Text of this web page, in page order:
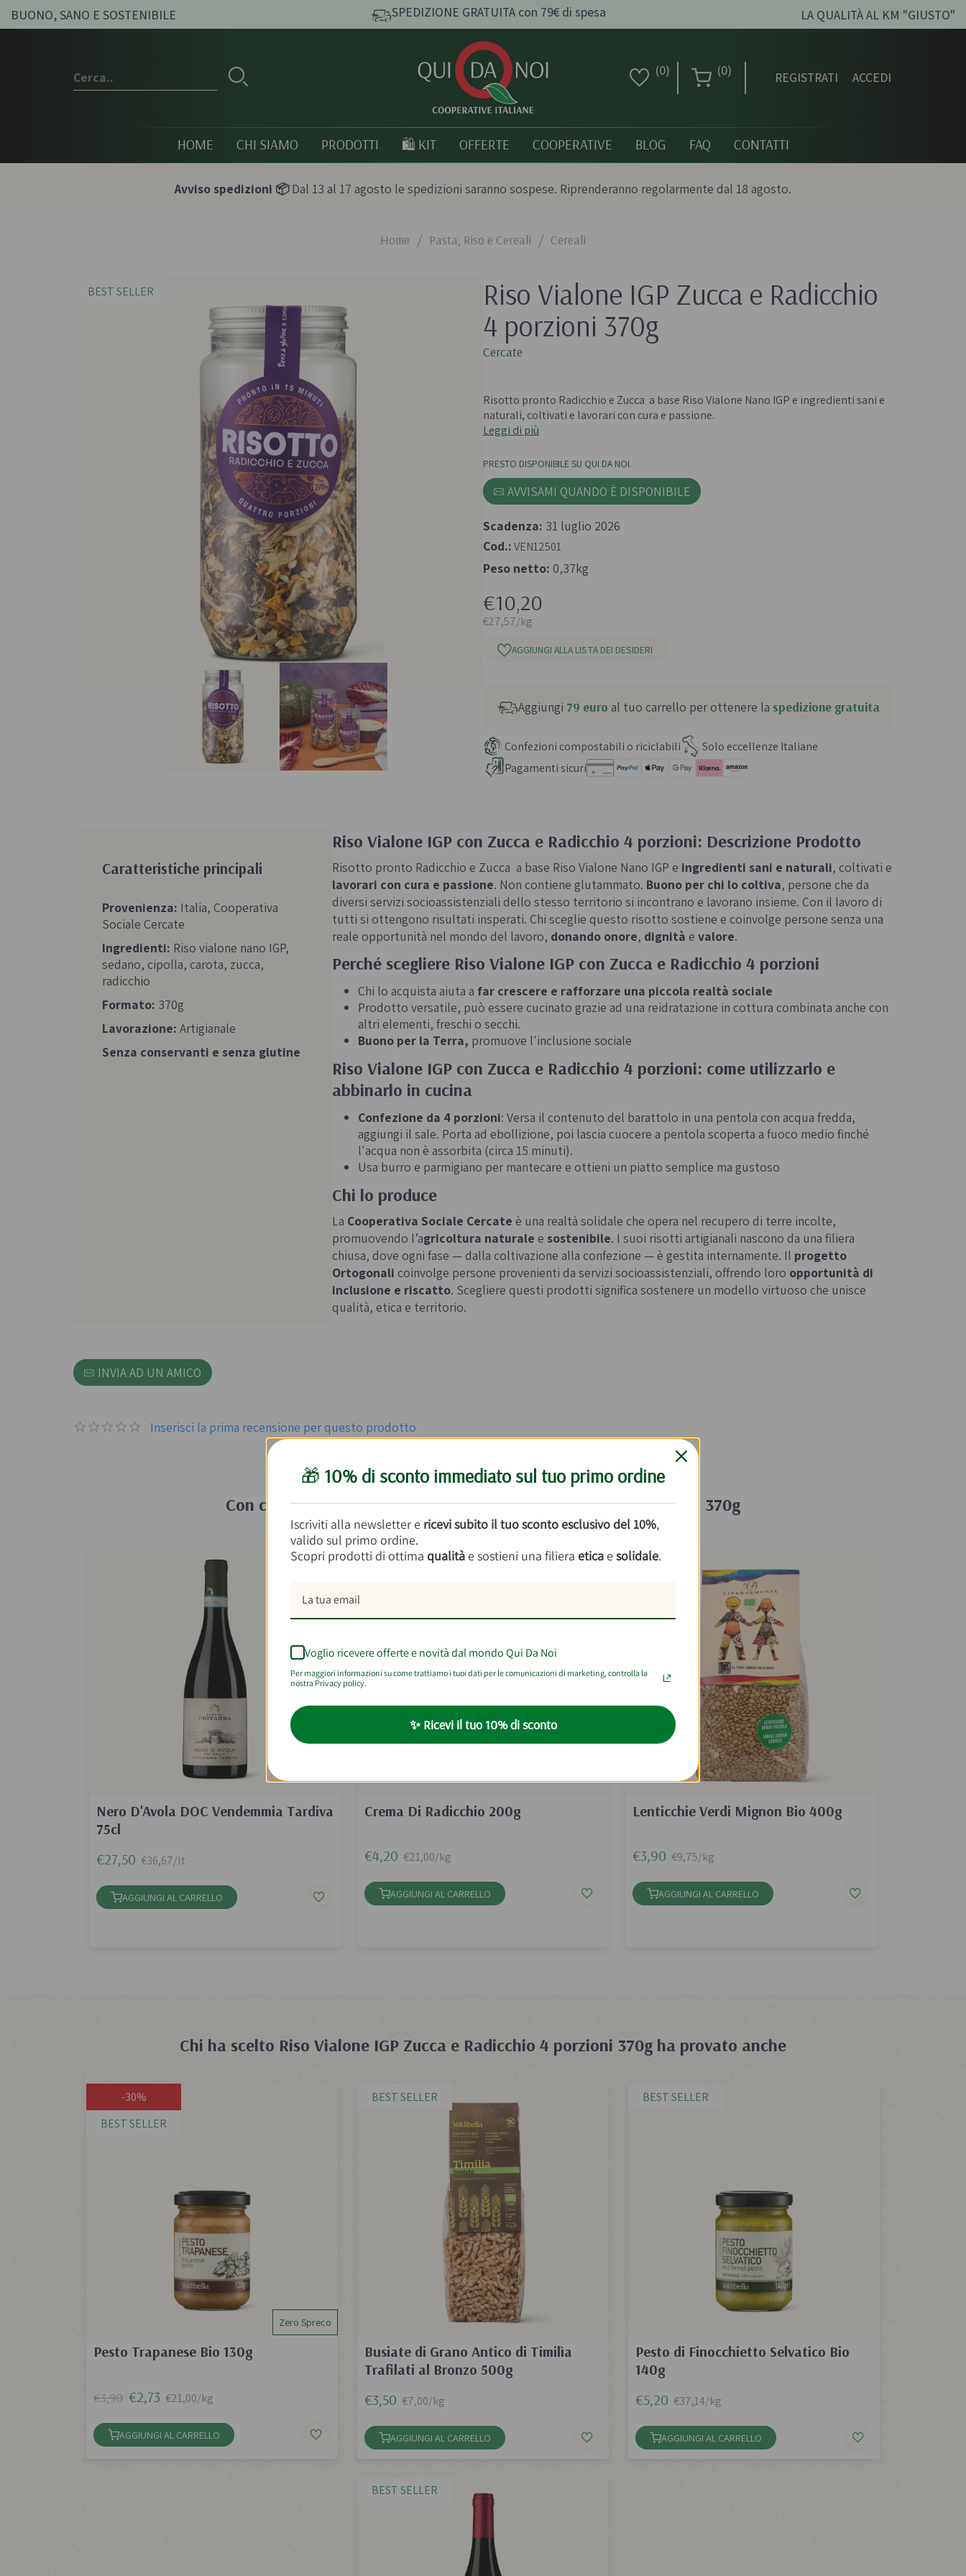
BUONO, SANO E SOSTENIBILE SPEDIZIONE GRATUITA con 79€ di spesa LA QUALITÀ AL KM "GIUSTO"
(0) (0) REGISTRATI ACCEDI
HOME CHI SIAMO PRODOTTI
Olive sott'olio e conserve
Pesti e paté bio
Sughi biologici e passate
Olio e aceto biologici
Spezie biologiche e aromi
Pasta artigianale
Taralli e grissini artigianali
Farine biologiche
Prodotti italiani biologici
e miele
Creme spalmabili
Biscotti, cioccolato e
Gluten free
Prodotti artigianali senza
glutine
Bevande e succhi di
Té e tisane biologiche
Succhi bio e bevande
Frutta secca e legumi
Frutta secca biologica
🛍️ KIT OFFERTE COOPERATIVE BLOG FAQ CONTATTI
Avviso spedizioni 📦Dal 13 al 17 agosto le spedizioni saranno sospese. Riprenderanno regolarmente dal 18 agosto.
Home / Pasta, Riso e Cereali / Cereali
BEST SELLER
Riso Vialone IGP Zucca e Radicchio
4 porzioni 370g
Cercate
Risotto pronto Radicchio e Zucca a base Riso Vialone Nano IGP e ingredienti sani e
naturali, coltivati e lavorari con cura e passione.
Leggi di più
PRESTO DISPONIBILE SU QUI DA NOI.
AVVISAMI QUANDO È DISPONIBILE
Scadenza: 31 luglio 2026
Cod.:VEN12501
Peso netto: 0,37kg
€10,20
€27,57/kg
AGGIUNGI ALLA LISTA DEI DESIDERI
Aggiungi 79 euro al tuo carrello per ottenere la spedizione gratuita
Confezioni compostabili o riciclabili
Solo eccellenze Italiane
Pagamenti sicuri
Riso Vialone IGP con Zucca e Radicchio 4 porzioni: Descrizione Prodotto
Risotto pronto Radicchio e Zucca a base Riso Vialone Nano IGP e ingredienti sani e naturali, coltivati e
lavorari con cura e passione. Non contiene glutammato. Buono per chi lo coltiva, persone che da
diversi servizi socioassistenziali dello stesso territorio si incontrano e lavorano insieme. Con il lavoro di
tutti si ottengono risultati insperati. Chi sceglie questo risotto sostiene e coinvolge persone senza una
reale opportunità nel mondo del lavoro, donando onore, dignità e valore.
Perché scegliere Riso Vialone IGP con Zucca e Radicchio 4 porzioni
Chi lo acquista aiuta a far crescere e rafforzare una piccola realtà sociale
Prodotto versatile, può essere cucinato grazie ad una reidratazione in cottura combinata anche con
altri elementi, freschi o secchi.
Buono per la Terra, promuove l'inclusione sociale
Riso Vialone IGP con Zucca e Radicchio 4 porzioni: come utilizzarlo e
abbinarlo in cucina
Confezione da 4 porzioni: Versa il contenuto del barattolo in una pentola con acqua fredda,
aggiungi il sale. Porta ad ebollizione, poi lascia cuocere a pentola scoperta a fuoco medio finché
l'acqua non è assorbita (circa 15 minuti).
Usa burro e parmigiano per mantecare e ottieni un piatto semplice ma gustoso
Chi lo produce
La Cooperativa Sociale Cercate è una realtà solidale che opera nel recupero di terre incolte,
promuovendo l’agricoltura naturale e sostenibile. I suoi risotti artigianali nascono da una filiera
chiusa, dove ogni fase — dalla coltivazione alla confezione — è gestita internamente. Il progetto
Ortogonali coinvolge persone provenienti da servizi socioassistenziali, offrendo loro opportunità di
inclusione e riscatto. Scegliere questi prodotti significa sostenere un modello virtuoso che unisce
qualità, etica e territorio.
Caratteristiche principali
Provenienza: Italia, Cooperativa
Sociale Cercate
Ingredienti: Riso vialone nano IGP,
sedano, cipolla, carota, zucca,
radicchio
Formato: 370g
Lavorazione: Artigianale
Senza conservanti e senza glutine
INVIA AD UN AMICO
Inserisci la prima recensione per questo prodotto
Con cosa abbinareRiso Vialone IGP Zucca e Radicchio 4 porzioni 370g
Nero D'Avola DOC Vendemmia Tardiva
75cl
€27,50 €36,67/lt
AGGIUNGI AL CARRELLO
Crema Di Radicchio 200g
€4,20 €21,00/kg
AGGIUNGI AL CARRELLO
Lenticchie Verdi Mignon Bio 400g
€3,90 €9,75/kg
AGGIUNGI AL CARRELLO
Chi ha scelto Riso Vialone IGP Zucca e Radicchio 4 porzioni 370g ha provato anche
Zero Spreco
Pesto Trapanese Bio 130g
-30%
BEST SELLER
€3,90 €2,73 €21,00/kg
AGGIUNGI AL CARRELLO
Busiate di Grano Antico di Timilìa
Trafilati al Bronzo 500g
BEST SELLER
€3,50 €7,00/kg
AGGIUNGI AL CARRELLO
Pesto di Finocchietto Selvatico Bio
140g
BEST SELLER
€5,20 €37,14/kg
AGGIUNGI AL CARRELLO
BEST SELLER
🎁 10% di sconto immediato sul tuo primo ordine
Iscriviti alla newsletter e ricevi subito il tuo sconto esclusivo del 10%,
valido sul primo ordine.
Scopri prodotti di ottima qualità e sostieni una filiera etica esolidale.
Voglio ricevere offerte e novità dal mondo Qui Da Noi
Per maggiori informazioni su come trattiamo i tuoi dati per le comunicazioni di marketing, controlla la
nostra Privacy policy.
✨ Ricevi il tuo 10% di sconto